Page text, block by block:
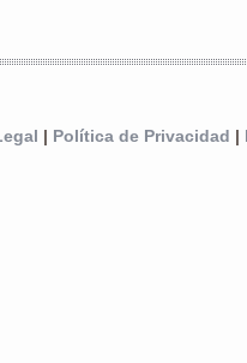
Política de Privacidad